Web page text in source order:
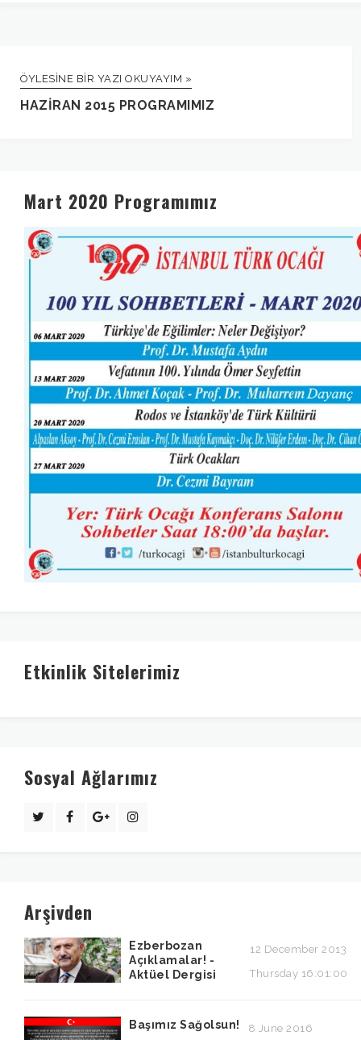
ÖYLESINE BIR YAZI OKUYAYIM »
HAZIRAN 2015 PROGRAMIMIZ
Mart 2020 Programımız
Etkinlik Sitelerimiz
Sosyal Ağlarımız
Arşivden
Ezberbozan
Açıklamalar! -
Aktüel Dergisi
12 December 2013
Thursday 16:01:00
Başımız Sağolsun!
8 June 2016